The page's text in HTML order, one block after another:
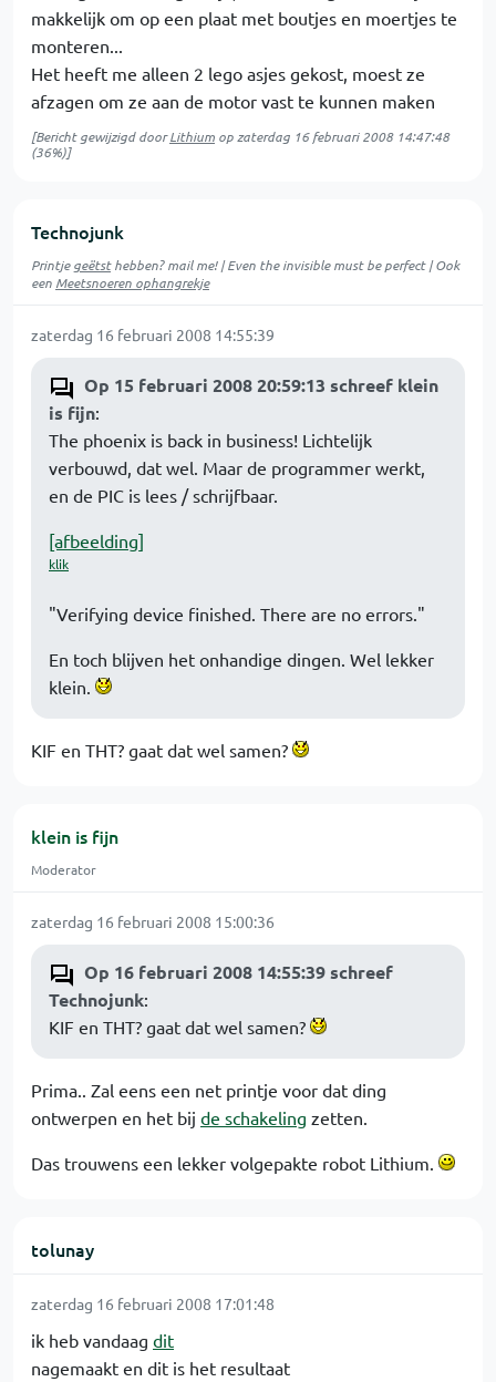
makkelijk om op een plaat met boutjes en moertjes te
monteren...
Het heeft me alleen 2 lego asjes gekost, moest ze
afzagen om ze aan de motor vast te kunnen maken
[Bericht gewijzigd doorLithium op zaterdag 16 februari 2008 14:47:48
(36%)]
Technojunk
Printjegeëtsthebben? mail me! | Even the invisible must be perfect | Ook
een Meetsnoeren ophangrekje
zaterdag 16 februari 2008 14:55:39
Op 15 februari 2008 20:59:13 schreef klein
is fijn:
The phoenix is back in business! Lichtelijk
verbouwd, dat wel. Maar de programmer werkt,
en de PIC is lees / schrijfbaar.
[afbeelding]
klik
"Verifying device finished. There are no errors."
En toch blijven het onhandige dingen. Wel lekker
klein.
KIF en THT? gaat dat wel samen?
klein is fijn
Moderator
zaterdag 16 februari 2008 15:00:36
Op 16 februari 2008 14:55:39 schreef
Technojunk:
KIF en THT? gaat dat wel samen?
Prima.. Zal eens een net printje voor dat ding
ontwerpen en het bij de schakeling zetten.
Das trouwens een lekker volgepakte robot Lithium.
tolunay
zaterdag 16 februari 2008 17:01:48
ik heb vandaag dit
nagemaakt en dit is het resultaat